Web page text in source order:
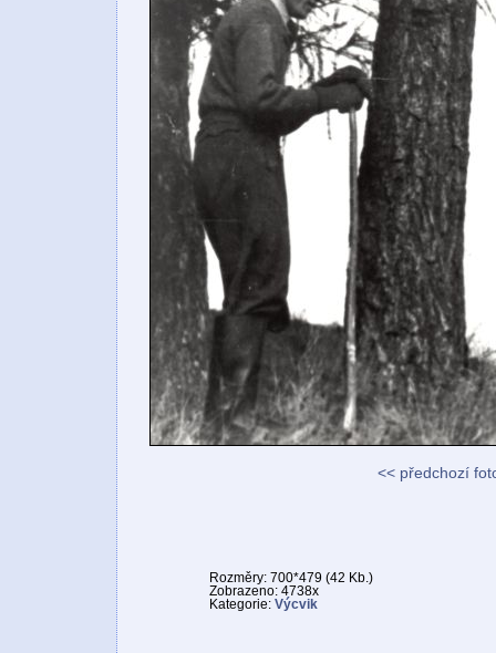
<< předchozí
Rozměry: 700*479 (42 Kb.)
Zobrazeno: 4738x
Kategorie: Výcvik